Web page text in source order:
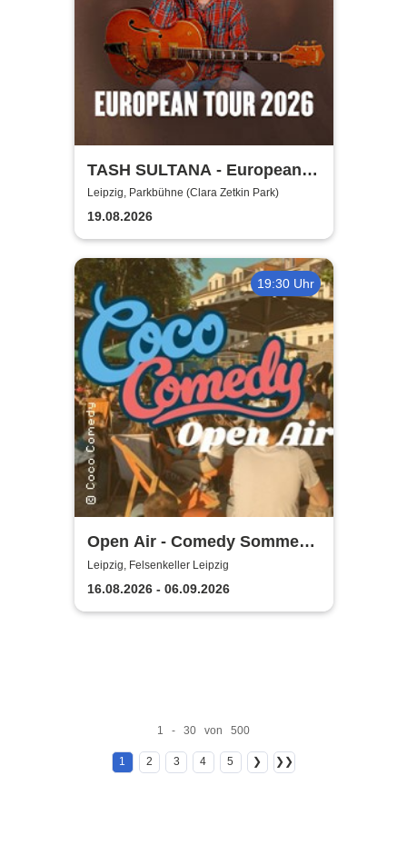
TASH SULTANA - European
Tour 2026
Leipzig, Parkbühne (Clara Zetkin Park)
19.08.2026
19:30 Uhr
Open Air - Comedy Sommer
Shows | Felsenkeller Leipzig
Leipzig, Felsenkeller Leipzig
16.08.2026 - 06.09.2026
1 - 30 von 500
1 2 3 4 5 ❯ ❯❯